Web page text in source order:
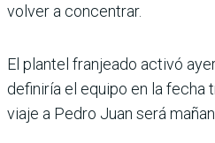
volver a concentrar.
El plantel franjeado activó
definiría el equipo en la fecha
viaje a Pedro Juan será